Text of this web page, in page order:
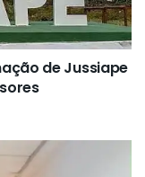
de Jussiape